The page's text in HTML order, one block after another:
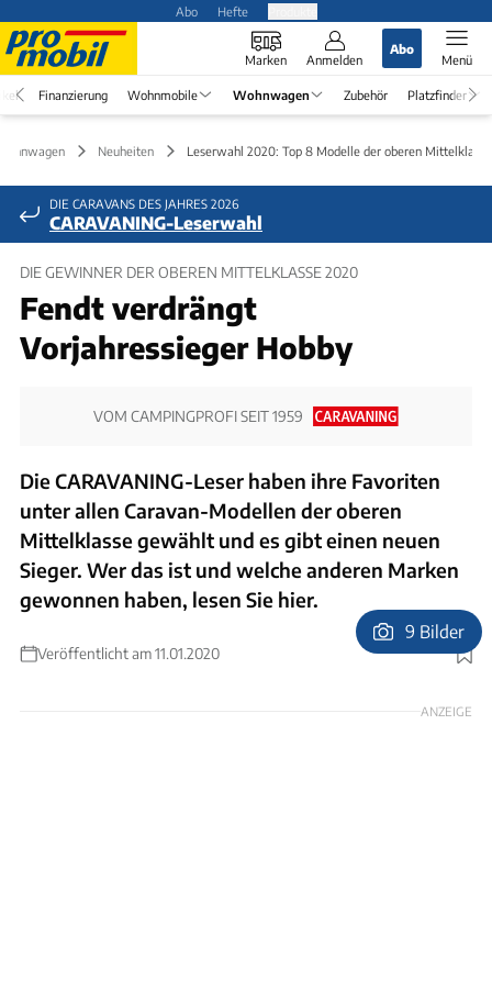
Abo Hefte
Marken Anmelden
Abo
Menü
Finanzierung Wohnmobile Wohnwagen Zubehör Platzfinder
Neuheiten Leserwahl 2020: Top 8 Modelle der oberen Mittelklasse
DIE CARAVANS DES JAHRES 2026
CARAVANING-Leserwahl
DIE GEWINNER DER OBEREN MITTELKLASSE 2020
Fendt verdrängt
Vorjahressieger Hobby
VOM CAMPINGPROFI SEIT 1959
Die CARAVANING-Leser haben ihre Favoriten
unter allen Caravan-Modellen der oberen
Mittelklasse gewählt und es gibt einen neuen
Sieger. Wer das ist und welche anderen Marken
gewonnen haben, lesen Sie hier.
Veröffentlicht am 11.01.2020
Foto: Thomas Bender
9 Bilder
ANZEIGE